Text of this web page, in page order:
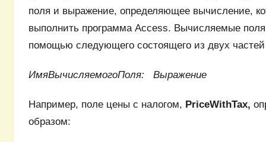
поля и выражение, определяющее вычисление,
выполнить программа Access. Вычисляемые
помощью следующего состоящего из двух
ИмяВычисляемогоПоля: Выражение
Например, поле цены с налогом, PriceWithTax,
образом: